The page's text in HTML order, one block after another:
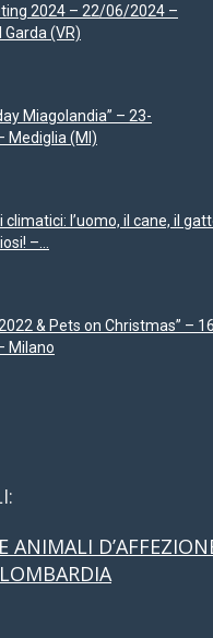
2024 – 22/06/2024 –
Garda (VR)
Miagolandia” – 23-
Mediglia (MI)
l’uomo, il cane, il
–...
& Pets on Christmas” –
Milano
ANIMALI